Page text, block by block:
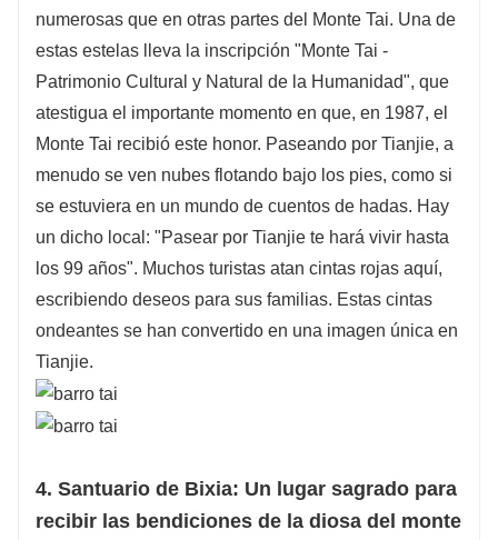
numerosas que en otras partes del Monte Tai. Una de
estas estelas lleva la inscripción "Monte Tai -
Patrimonio Cultural y Natural de la Humanidad", que
atestigua el importante momento en que, en 1987, el
Monte Tai recibió este honor. Paseando por Tianjie, a
menudo se ven nubes flotando bajo los pies, como si
se estuviera en un mundo de cuentos de hadas. Hay
un dicho local: "Pasear por Tianjie te hará vivir hasta
los 99 años". Muchos turistas atan cintas rojas aquí,
escribiendo deseos para sus familias. Estas cintas
ondeantes se han convertido en una imagen única en
Tianjie.
4. Santuario de Bixia: Un lugar sagrado para
recibir las bendiciones de la diosa del monte